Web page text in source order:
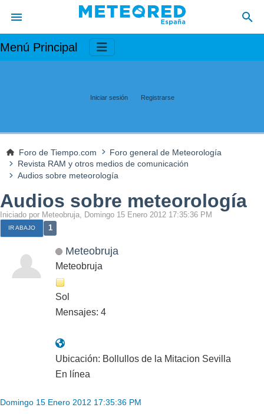
Menú Principal
Iniciar sesión Registrarse
Foro de Tiempo.com
Foro general de Meteorología
Revista RAM y otros medios de comunicación
Audios sobre meteorología
Audios sobre meteorología
Iniciado por Meteobruja, Domingo 15 Enero 2012 17:35:36 PM
IR ABAJO 1
Meteobruja
Meteobruja
Sol
Mensajes: 4
Ubicación: Bollullos de la Mitacion Sevilla
En línea
Domingo 15 Enero 2012 17:35:36 PM